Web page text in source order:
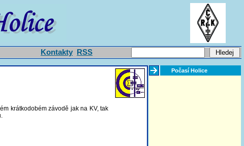
Kontakty RSS
krátkodobém závodě jak na KV, tak
Počasí Holice